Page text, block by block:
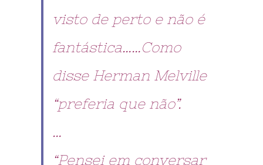
visto de perto e não é
fantástica……Como
disse Herman Melville
“preferia que não”.
…
“Pensei em conversar